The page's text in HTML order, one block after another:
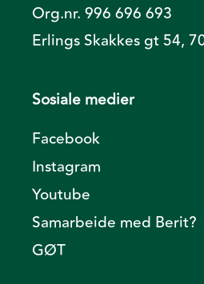
Org.nr. 996 696 693
Erlings Skakkes gt 54,
Sosiale medier
Facebook
Instagram
Youtube
Samarbeide med Berit?
GØT